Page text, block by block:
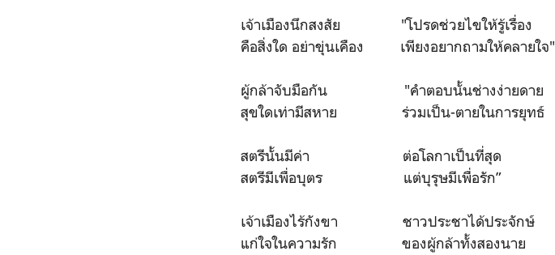
เจ้าเมืองนึกสงสัย "โปรดช่วยไขให้รู้เรื่อง
คือสิ่งใด อย่าขุ่นเคือง เพียงอยากถามให้คลายใจ"
ผู้กล้าจับมือกัน "คำตอบนั้นช่างง่ายดาย
สุขใดเท่ามีสหาย ร่วมเป็น-ตายในการยุทธ์
สตรีนั้นมีค่า ต่อโลกาเป็นที่สุด
สตรีมีเพื่อบุตร แต่บุรุษมีเพื่อรัก”
เจ้าเมืองไร้กังขา ชาวประชาได้ประจักษ์
แก่ใจในความรัก ของผู้กล้าทั้งสองนาย